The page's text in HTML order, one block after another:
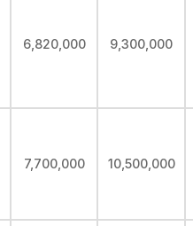
6,820,000 9,300,000
7,700,000 10,500,000